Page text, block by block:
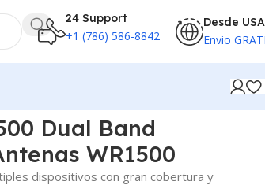
24 Support
+1 (786) 586-8842
Desde USA
Envio
Dual Band
WR1500
dispositivos con gran cobertura y